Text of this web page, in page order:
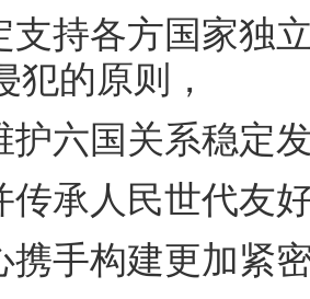
支持各方国家独
犯的原则，
护六国关系稳定
传承人民世代友
携手构建更加紧